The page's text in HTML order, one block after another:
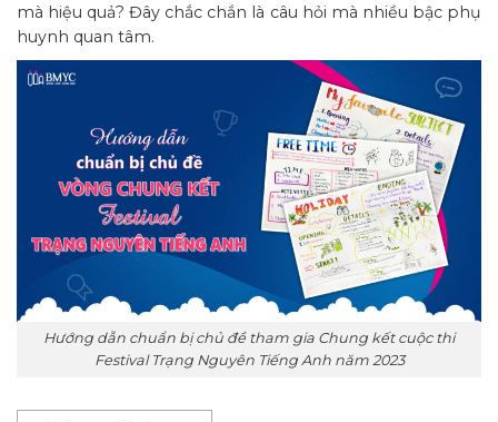
mà hiệu quả? Đây chắc chắn là câu hỏi mà nhiều bậc phụ
huynh quan tâm.
Hướng dẫn chuẩn bị chủ đề tham gia Chung kết cuộc thi
Festival Trạng Nguyên Tiếng Anh năm 2023